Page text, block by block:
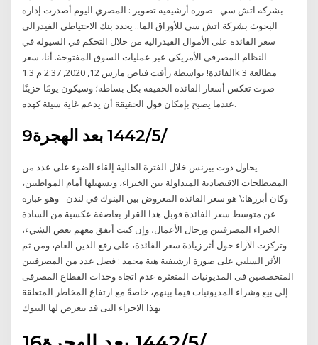
بشركة اتش سي - صورة أرشيفية تصوير : المصري اليوم أصدرت إدارة
البحوث بشركة اتش سي للأوراق الما.. يحدد بنك الاحتياطي الفيدرالي
سعر الفائدة على الأموال الفيدرالية من خلال التحكم في السيولة في
النظام المصرفي الأمريكي عبر عمليات السوق المفتوحة. أنا، سعر
الفائدة! بواسطة رأفت فياض مارس 12, 2020, 2:37 م 1.3k مطالعة 3
صوت تعكس أسعار الفائدة الحقيقة بكل بساطة؛ وسيكون يومًا حزينًا
عندما يصبح بإمكان قول الحقيقة أن يدعم غاية سيئة كهذه.
9‏‏/5‏‏/1442 بعد الهجرة
يحاول دوت بيزنس خلال الفترة الحالية إلقاء الضوء على عدد من
المصطلحات الاقتصادية المتداولة بين الخبراء، وتسهيلها أمام المواطنين،
وكان أبرزها:\ هو سعر الفائدة المعروض بين البنوك في لندن - وهو عبارة
عن متوسط سعر الفائدة قوبل هذا القرار بعاصفة عكسية من السادة
الخبراء المصرفيين ورجال الأعمال، وإن كنت أتفق معهم بعض الشيء،
وتركزت الآراء حول أثر زيادة سعر الفائدة، على رفع الدين العام، ومن ثم
الأثر السلبي على صورة ارشيفية هبة محمد : فضل عدد من المصرفيين
المتخصصين فى المديونيات المتعثرة عدم اتجاه وحدات القطاع المصرفى
إلى بيع وشراء المديونيات فيما بينهم، خاصةً مع ارتفاع المخاطر المتعلقة
بهذا الاجراء التى قد تتعرض لها البنوك